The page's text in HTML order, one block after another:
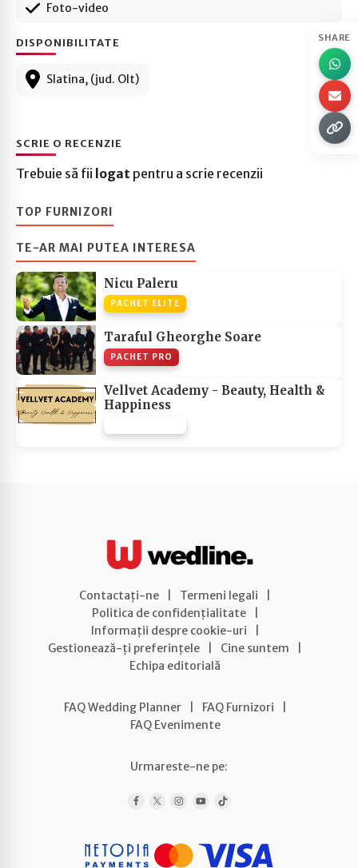
SHARE
Foto-video
DISPONIBILITATE
Slatina, (jud. Olt)
SCRIE O RECENZIE
Trebuie să fii logat pentru a scrie recenzii
TOP FURNIZORI
TE-AR MAI PUTEA INTERESA
Nicu Paleru
PACHET ELITE
Taraful Gheorghe Soare
PACHET PRO
Vellvet Academy - Beauty, Health &
Happiness
Contactați-ne Termeni legali
Politica de confidențialitate
Informații despre cookie-uri
Gestionează-ți preferințele
Cine suntem
Echipa editorială
FAQ Wedding Planner FAQ Furnizori
FAQ Evenimente
Urmareste-ne pe: